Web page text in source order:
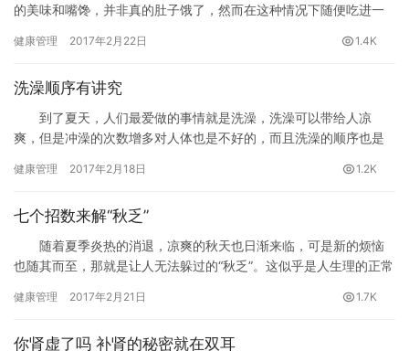
的美味和嘴馋，并非真的肚子饿了，然而在这种情况下随便吃进一
看下面的内容吧。
健康管理 2017年2月22日 1.4K
洗澡顺序有讲究
到了夏天，人们最爱做的事情就是洗澡，洗澡可以带给人凉
爽，但是冲澡的次数增多对人体也是不好的，而且洗澡的顺序也是
健康管理 2017年2月18日 1.2K
七个招数来解“秋乏”
随着夏季炎热的消退，凉爽的秋天也日渐来临，可是新的烦恼
也随其而至，那就是让人无法躲过的“秋乏”。这似乎是人生理的正常
么如何让“秋乏”不再跟随我们，还我们一个充满激情活力的身体?以
健康管理 2017年2月21日 1.7K
你肾虚了吗 补肾的秘密就在双耳